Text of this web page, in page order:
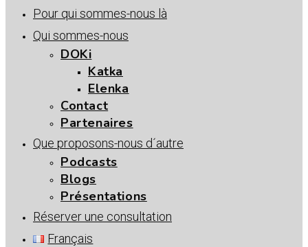
Pour qui sommes-nous là
Qui sommes-nous
DOKi
Katka
Elenka
Contact
Partenaires
Que proposons-nous d´autre
Podcasts
Blogs
Présentations
Réserver une consultation
Français